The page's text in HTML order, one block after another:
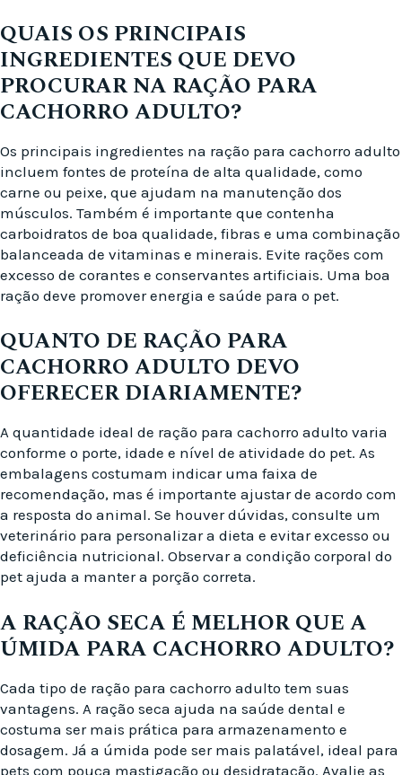
QUAIS OS PRINCIPAIS
INGREDIENTES QUE DEVO
PROCURAR NA RAÇÃO PARA
CACHORRO ADULTO?
Os principais ingredientes na ração para cachorro adulto
incluem fontes de proteína de alta qualidade, como
carne ou peixe, que ajudam na manutenção dos
músculos. Também é importante que contenha
carboidratos de boa qualidade, fibras e uma combinação
balanceada de vitaminas e minerais. Evite rações com
excesso de corantes e conservantes artificiais. Uma boa
ração deve promover energia e saúde para o pet.
QUANTO DE RAÇÃO PARA
CACHORRO ADULTO DEVO
OFERECER DIARIAMENTE?
A quantidade ideal de ração para cachorro adulto varia
conforme o porte, idade e nível de atividade do pet. As
embalagens costumam indicar uma faixa de
recomendação, mas é importante ajustar de acordo com
a resposta do animal. Se houver dúvidas, consulte um
veterinário para personalizar a dieta e evitar excesso ou
deficiência nutricional. Observar a condição corporal do
pet ajuda a manter a porção correta.
A RAÇÃO SECA É MELHOR QUE A
ÚMIDA PARA CACHORRO ADULTO?
Cada tipo de ração para cachorro adulto tem suas
vantagens. A ração seca ajuda na saúde dental e
costuma ser mais prática para armazenamento e
dosagem. Já a úmida pode ser mais palatável, ideal para
pets com pouca mastigação ou desidratação. Avalie as